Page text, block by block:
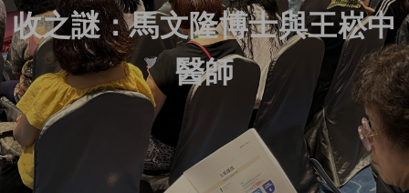
收之謎：馬文隆博士與王崧中
醫師